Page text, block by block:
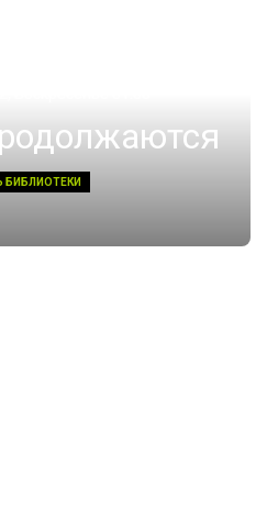
БИБЛИОТЕКИ